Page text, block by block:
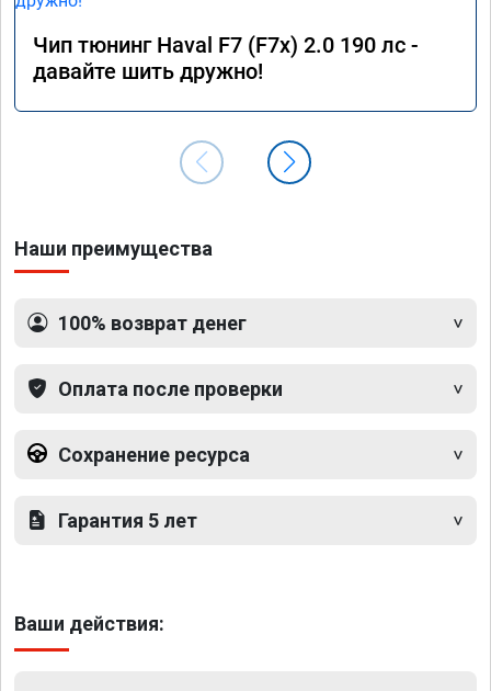
Чип тюнинг Haval F7 (F7x) 2.0 190 лс -
давайте шить дружно!
Наши преимущества
100% возврат денег
Оплата после проверки
Сохранение ресурса
Гарантия 5 лет
Ваши действия: